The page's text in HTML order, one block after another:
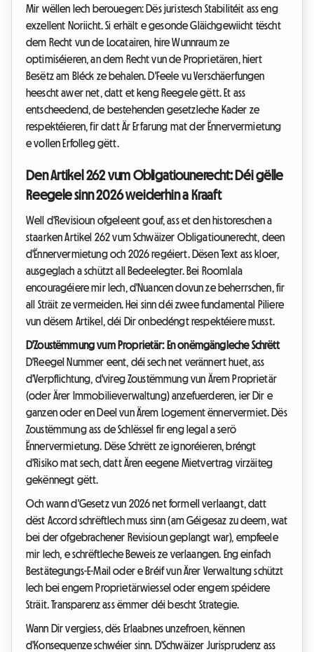
Mir wëllen Iech berouegen: Dës juristesch Stabilitéit ass eng
exzellent Noriicht. Si erhält e gesonde Gläichgewiicht tëscht
dem Recht vun de Locatairen, hire Wunnraum ze
optimiséieren, an dem Recht vun de Proprietären, hiert
Besëtz am Bléck ze behalen. D'Feele vu Verschäerfungen
heescht awer net, datt et keng Reegele gëtt. Et ass
entscheedend, de bestehenden gesetzleche Kader ze
respektéieren, fir datt Är Erfarung mat der Ënnervermietung
e vollen Erfolleg gëtt.
Den Artikel 262 vum Obligatiounerecht: Déi gëlle
Reegele sinn 2026 weiderhin a Kraaft
Well d'Revisioun ofgeleent gouf, ass et den historeschen a
staarken Artikel 262 vum Schwäizer Obligatiounerecht, deen
d'Ënnervermietung och 2026 regéiert. Dësen Text ass kloer,
ausgeglach a schützt all Bedeelegter. Bei Roomlala
encouragéiere mir Iech, d'Nuancen dovun ze beherrschen, fir
all Sträit ze vermeiden. Hei sinn déi zwee fundamental Piliere
vun dësem Artikel, déi Dir onbedéngt respektéiere musst.
D'Zoustëmmung vum Proprietär: En onëmgängleche Schrëtt
D'Reegel Nummer eent, déi sech net verännert huet, ass
d'Verpflichtung, d'vireg Zoustëmmung vun Ärem Proprietär
(oder Ärer Immobilieverwaltung) anzefuerderen, ier Dir e
ganzen oder en Deel vun Ärem Logement ënnervermiet. Dës
Zoustëmmung ass de Schlëssel fir eng legal a serö
Ënnervermietung. Dëse Schrëtt ze ignoréieren, bréngt
d'Risiko mat sech, datt Ären eegene Mietvertrag virzäiteg
gekënnegt gëtt.
Och wann d'Gesetz vun 2026 net formell verlaangt, datt
dëst Accord schrëftlech muss sinn (am Géigesaz zu deem, wat
bei der ofgebrachener Revisioun geplangt war), empfeele
mir Iech, e schrëftleche Beweis ze verlaangen. Eng einfach
Bestätegungs-E-Mail oder e Bréif vun Ärer Verwaltung schützt
Iech bei engem Proprietärwiessel oder engem spéidere
Sträit. Transparenz ass ëmmer déi bescht Strategie.
Wann Dir vergiess, dës Erlaabnes unzefroen, kënnen
d'Konsequenze schwéier sinn. D'Schwäizer Jurisprudenz ass